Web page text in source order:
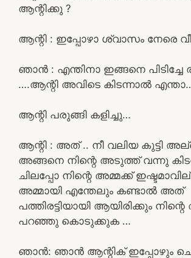
ആന്റിക്കു ?
ആന്റി : ഇപ്പോഴാ ശ്വാസം നേരെ
ഞാൻ : എന്തിനാ ഇങ്ങനെ പിടിച്ചേ
….ആന്റി അവിടെ കിടന്നാൽ
ആന്റി പരുങ്ങി കളിച്ചു…
ആന്റി : അത് .. നീ വലിയ കുട്ടി
അങ്ങനെ നിന്റെ അടുത്ത് വന്നു
ചിലപ്പോ നിന്റെ അമ്മക്ക്
അമ്മായി എന്തേലും കണ്ടാൽ അത്
പത്തിരട്ടിയായി ആയിരിക്കും
പറഞ്ഞു കൊടുക്കുക …
ഞാൻ: ഞാൻ ആന്റിക് ഇപ്പോഴും